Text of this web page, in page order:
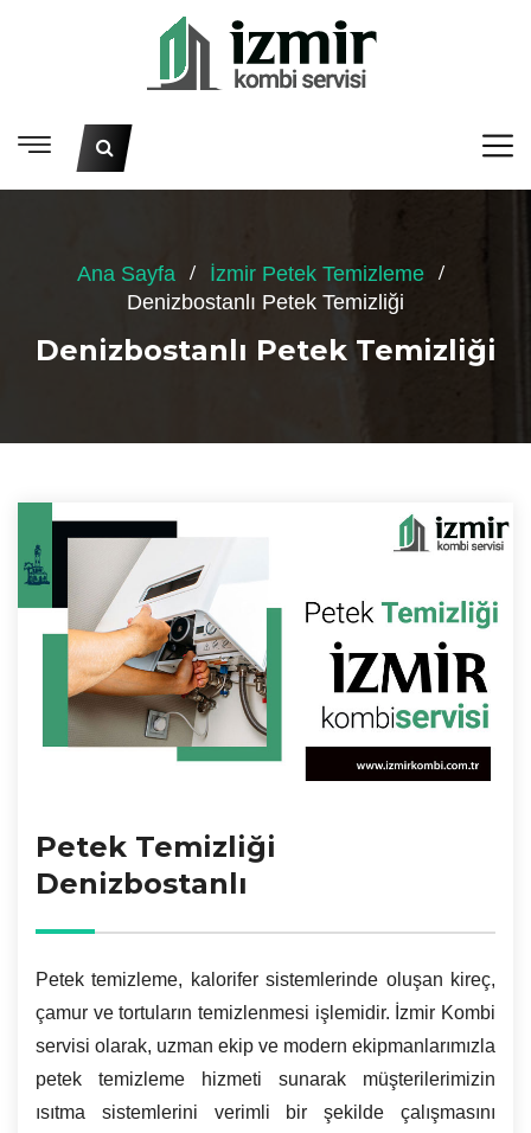
Ana Sayfa
İzmir Petek Temizleme
Denizbostanlı Petek Temizliği
Denizbostanlı Petek Temizliği
Petek Temizliği
Denizbostanlı
Petek temizleme, kalorifer sistemlerinde oluşan kireç,
çamur ve tortuların temizlenmesi işlemidir. İzmir Kombi
servisi olarak, uzman ekip ve modern ekipmanlarımızla
petek temizleme hizmeti sunarak müşterilerimizin
ısıtma sistemlerini verimli bir şekilde çalışmasını